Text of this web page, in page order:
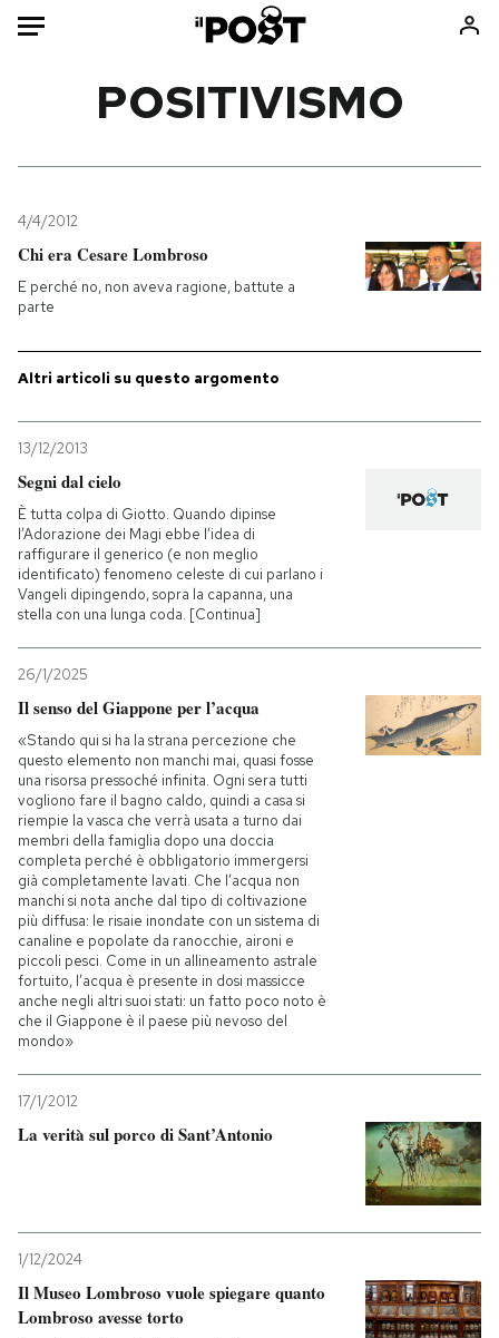
Mondo
Politica
Tecnologia
Scienza
Cultura
Sport
Consumismi
Storie/Idee
Media
PODCAST
NEWSLETTER
SHOP
CALENDARIO
AREA PERSONALE
Entra
POSITIVISMO
4/4/2012
Chi era Cesare Lombroso
E perché no, non aveva ragione, battute a
parte
Altri articoli su questo argomento
13/12/2013
Segni dal cielo
È tutta colpa di Giotto. Quando dipinse
l’Adorazione dei Magi ebbe l’idea di
raffigurare il generico (e non meglio
identificato) fenomeno celeste di cui parlano i
Vangeli dipingendo, sopra la capanna, una
stella con una lunga coda. [Continua]
26/1/2025
Il senso del Giappone per l’acqua
«Stando qui si ha la strana percezione che
questo elemento non manchi mai, quasi fosse
una risorsa pressoché infinita. Ogni sera tutti
vogliono fare il bagno caldo, quindi a casa si
riempie la vasca che verrà usata a turno dai
membri della famiglia dopo una doccia
completa perché è obbligatorio immergersi
già completamente lavati. Che l’acqua non
manchi si nota anche dal tipo di coltivazione
più diffusa: le risaie inondate con un sistema di
canaline e popolate da ranocchie, aironi e
piccoli pesci. Come in un allineamento astrale
fortuito, l’acqua è presente in dosi massicce
anche negli altri suoi stati: un fatto poco noto è
che il Giappone è il paese più nevoso del
mondo»
17/1/2012
La verità sul porco di Sant’Antonio
1/12/2024
Il Museo Lombroso vuole spiegare quanto
Lombroso avesse torto